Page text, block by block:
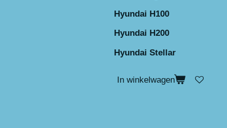
Hyundai H100
Hyundai H200
Hyundai Stellar
In winkelwagen